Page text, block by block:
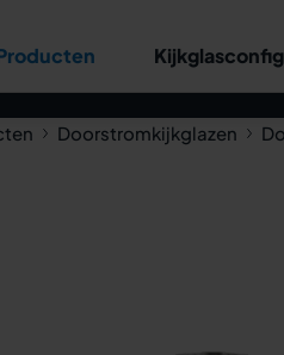
type
10/40
Doorstromkijkglazen